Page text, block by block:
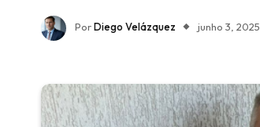
PorDiego Velázquez junho 3, 2025